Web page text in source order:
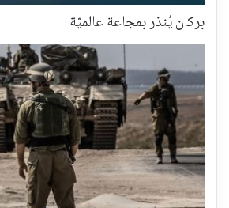
بركان يُنذر بمجاعة عالميّة